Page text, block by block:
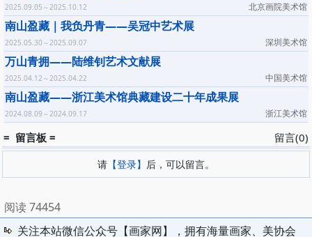
北京画院美术馆
2025.09.05～2025.10.12
南山盈藏｜我负丹青——吴冠中艺术展
深圳美术馆
2025.05.30～2025.09.07
万山青拥——陆维钊艺术文献展
中国美术馆
2025.04.12～2025.04.22
南山盈藏——浙江美术馆典藏建设二十年成果展
浙江美术馆
2024.08.09～2024.09.17
留言(0)
= 留言板 =
请 【登录】 后，可以留言。
阅读 74454
关注本站微信公众号【画家网】，拥有海量画家、美协会